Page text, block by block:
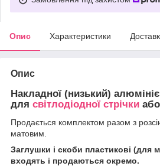
Опис Характеристики
Опис
Накладної (низький)
для світлодіодної стрічки або
Продається комплектом разом з
матовим.
Заглушки і скоби пластикові (для
входять і продаються окремо.